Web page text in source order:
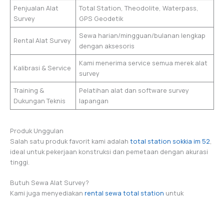
Penjualan Alat
Survey
Total Station, Theodolite, Waterpass,
GPS Geodetik
Rental Alat Survey
Sewa harian/mingguan/bulanan lengkap
dengan aksesoris
Kalibrasi & Service
Kami menerima service semua merek alat
survey
Training &
Dukungan Teknis
Pelatihan alat dan software survey
lapangan
Produk Unggulan
Salah satu produk favorit kami adalah total station sokkia im 52,
ideal untuk pekerjaan konstruksi dan pemetaan dengan akurasi
tinggi.
Butuh Sewa Alat Survey?
Kami juga menyediakan rental sewa total station untuk